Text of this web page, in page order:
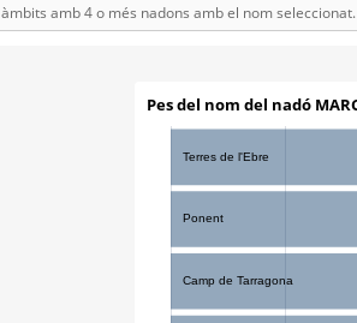
amb 4 o més nadons amb el nom seleccionat.